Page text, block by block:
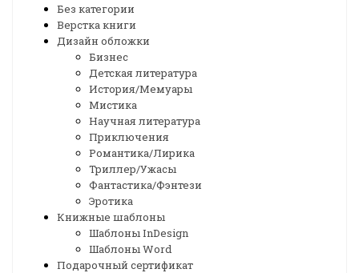
Без категории
Верстка книги
Дизайн обложки
Бизнес
Детская литература
История/Мемуары
Мистика
Научная литература
Приключения
Романтика/Лирика
Триллер/Ужасы
Фантастика/Фэнтези
Эротика
Книжные шаблоны
Шаблоны InDesign
Шаблоны Word
Подарочный сертификат